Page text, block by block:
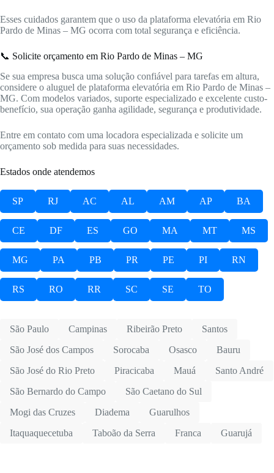
Esses cuidados garantem que o uso da plataforma elevatória em Rio
Pardo de Minas – MG ocorra com total segurança e eficiência.
📞 Solicite orçamento em Rio Pardo de Minas – MG
Se sua empresa busca uma solução confiável para tarefas em altura,
considere o aluguel de plataforma elevatória em Rio Pardo de Minas –
MG. Com modelos variados, suporte especializado e excelente custo-
benefício, sua operação ganha agilidade, segurança e produtividade.
Entre em contato com uma locadora especializada e solicite um
orçamento sob medida para suas necessidades.
Estados onde atendemos
SP RJ AC AL AM AP BA
CE DF ES GO MA MT MS
MG PA PB PR PE PI RN
RS RO RR SC SE TO
São Paulo Campinas Ribeirão Preto
Santos
São José dos Campos
Sorocaba Osasco
Bauru
São José do Rio Preto
Piracicaba Mauá
Santo André
São Bernardo do Campo
São Caetano do Sul
Mogi das Cruzes
Diadema
Guarulhos
Itaquaquecetuba
Taboão da Serra Franca Guarujá